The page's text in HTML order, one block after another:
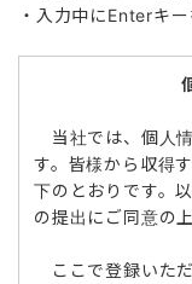
・入力中にEnterキ
当社では、個人
す。皆様から収得
下のとおりです。
の提出にご同意の
ここで登録いた